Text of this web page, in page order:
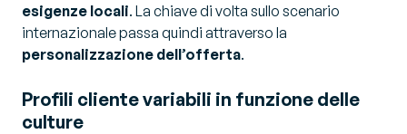
esigenze locali. La chiave di volta sullo scenario
internazionale passa quindi attraverso la
personalizzazione dell’offerta.
Profili cliente variabili in funzione delle
culture